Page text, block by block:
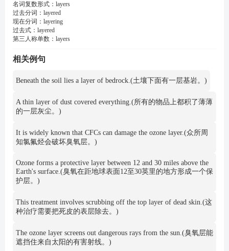
名词复数形式： layers
过去分词： layered
现在分词： layering
过去式： layered
第三人称单数： layers
相关例句
Beneath the soil lies a layer of bedrock.(土壤下面有一层基岩。)
A thin layer of dust covered everything.(所有的物品上都积了薄薄
的一层灰尘。)
It is widely known that CFCs can damage the ozone layer.(众所周
知氯氟烃会破坏臭氧层。)
Ozone forms a protective layer between 12 and 30 miles above the
Earth's surface.(臭氧在距地球表面12至30英里的地方形成一个保
护层。)
This treatment involves scrubbing off the top layer of dead skin.(这
种治疗需要把死皮的表层除去。)
The ozone layer screens out dangerous rays from the sun.(臭氧层能
遮挡住来自太阳的有害射线。)